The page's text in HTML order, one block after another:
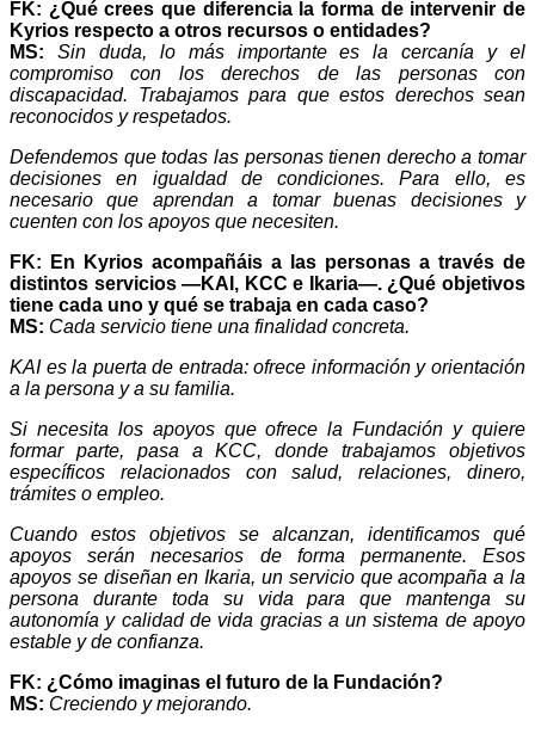
FK: ¿Qué crees que diferencia la forma de intervenir de
Kyrios respecto a otros recursos o entidades?
MS:
Sin duda, lo más importante es la cercanía y el
compromiso con los derechos de las personas con
discapacidad. Trabajamos para que estos derechos sean
reconocidos y respetados.
Defendemos que todas las personas tienen derecho a tomar
decisiones en igualdad de condiciones. Para ello, es
necesario que aprendan a tomar buenas decisiones y
cuenten con los apoyos que necesiten.
FK: En Kyrios acompañáis a las personas a través de
distintos servicios —KAI, KCC e Ikaria—. ¿Qué objetivos
tiene cada uno y qué se trabaja en cada caso?
MS: Cada servicio tiene una finalidad concreta.
KAI es la puerta de entrada: ofrece información y orientación
a la persona y a su familia.
Si necesita los apoyos que ofrece la Fundación y quiere
formar parte, pasa a KCC, donde trabajamos objetivos
específicos relacionados con salud, relaciones, dinero,
trámites o empleo.
Cuando estos objetivos se alcanzan, identificamos qué
apoyos serán necesarios de forma permanente. Esos
apoyos se diseñan en Ikaria, un servicio que acompaña a la
persona durante toda su vida para que mantenga su
autonomía y calidad de vida gracias a un sistema de apoyo
estable y de confianza.
FK: ¿Cómo imaginas el futuro de la Fundación?
MS: Creciendo y mejorando.